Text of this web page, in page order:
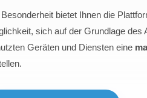
bietet Ihnen die
sich auf der Grundlage des
Geräten und Diensten eine